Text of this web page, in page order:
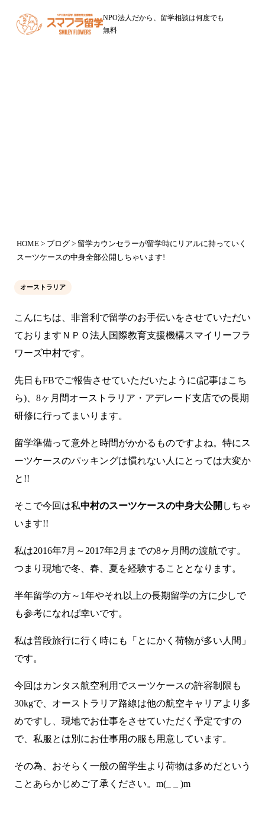
NPO法人だから、留学相談は何度でも
無料
HOME > ブログ > 留学カウンセラーが留学時にリアルに持っていく
スーツケースの中身全部公開しちゃいます!
オーストラリア
こんにちは、非営利で留学のお手伝いをさせていただい
ておりますＮＰＯ法人国際教育支援機構スマイリーフラ
ワーズ中村です。
先日もFBでご報告させていただいたように(記事はこち
ら)、8ヶ月間オーストラリア・アデレード支店での長期
研修に行ってまいります。
留学準備って意外と時間がかかるものですよね。特にス
ーツケースのパッキングは慣れない人にとっては大変か
と!!
そこで今回は私中村のスーツケースの中身大公開 しちゃ
います!!
私は2016年7月～2017年2月までの8ヶ月間の渡航です。
つまり現地で冬、春、夏を経験することとなります。
半年留学の方～1年やそれ以上の長期留学の方に少しで
も参考になれば幸いです。
私は普段旅行に行く時にも「とにかく荷物が多い人間」
です。
今回はカンタス航空利用でスーツケースの許容制限も
30kgで、オーストラリア路線は他の航空キャリアより多
めですし、現地でお仕事をさせていただく予定ですの
で、私服とは別にお仕事用の服も用意しています。
その為、おそらく一般の留学生より荷物は多めだという
ことあらかじめご了承ください。m(_ _ )m